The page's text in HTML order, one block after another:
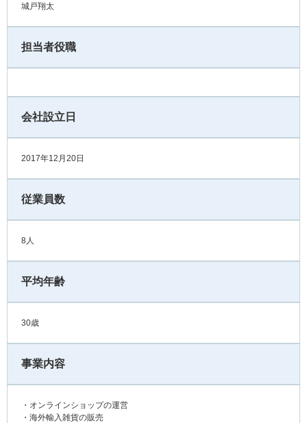
城戸翔太
担当者役職
会社設立日
2017年12月20日
従業員数
8人
平均年齢
30歳
事業内容
・オンラインショップの運営
・海外輸入雑貨の販売